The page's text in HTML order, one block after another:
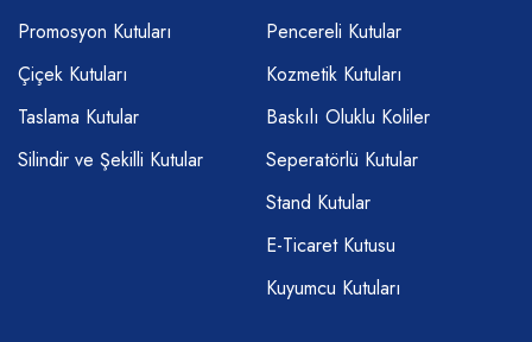
Promosyon Kutuları
Çiçek Kutuları
Taslama Kutular
Silindir ve Şekilli Kutular
Pencereli Kutular
Kozmetik Kutuları
Baskılı Oluklu Koliler
Seperatörlü Kutular
Stand Kutular
E-Ticaret Kutusu
Kuyumcu Kutuları